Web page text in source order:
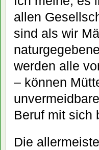
allen
sind als wir
werden alle
– können
Beruf mit sich
Die